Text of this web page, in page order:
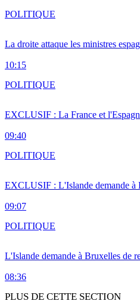
La droite attaque les ministres
10:15
POLITIQUE
EXCLUSIF : La France et
09:40
POLITIQUE
EXCLUSIF : L'Islande demande à
09:07
POLITIQUE
L'Islande demande à Bruxelles de
08:36
POLITIQUE
PLUS DE CETTE SECTION